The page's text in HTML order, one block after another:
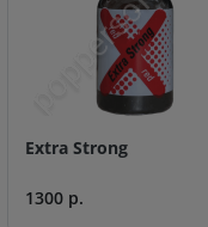
Extra Strong
1300 р.